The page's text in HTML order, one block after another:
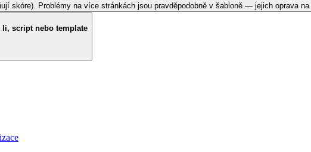
skóre). Problémy na více stránkách jsou pravděpodobně v šabloně — jejich oprava
script nebo template